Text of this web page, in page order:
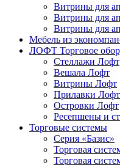
Витрины для
Витрины для
Витрины для
Мебель из
ЛОФТ Торговое
Стеллажи Лофт
Вешала Лофт
Витрины Лофт
Прилавки Лофт
Островки Лофт
Ресепшены и
Торговые системы
Серия «Базис»
Торговая
Торговая